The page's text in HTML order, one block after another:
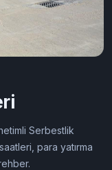
Serbestlik
para yatırma